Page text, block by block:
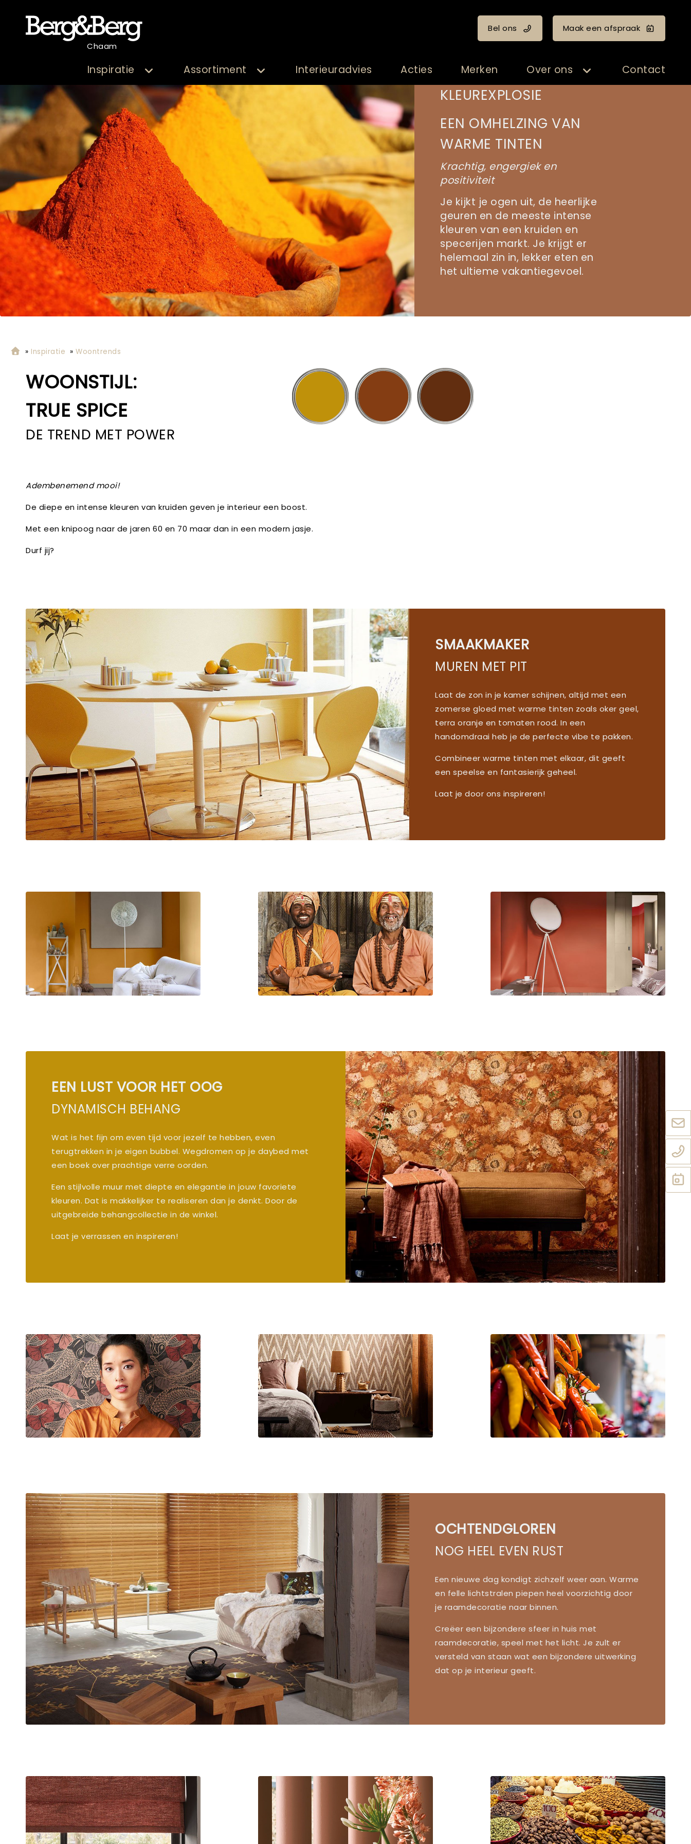
Chaam
Bel ons Maak een afspraak
Inspiratie Assortiment Interieuradvies Acties Merken Over ons Contact
» Inspiratie »Woontrends
KLEUREXPLOSIE
EEN OMHELZING VAN
WARME TINTEN
Krachtig, engergiek en
positiviteit
Je kijkt je ogen uit, de heerlijke
geuren en de meeste intense
kleuren van een kruiden en
specerijen markt. Je krijgt er
helemaal zin in, lekker eten en
het ultieme vakantiegevoel.
WOONSTIJL:
TRUE SPICE
DE TREND MET POWER
Adembenemend mooi!
De diepe en intense kleuren van kruiden geven je interieur een boost.
Met een knipoog naar de jaren 60 en 70 maar dan in een modern jasje.
Durf jij?
SMAAKMAKER
MUREN MET PIT
Laat de zon in je kamer schijnen, altijd met een
zomerse gloed met warme tinten zoals oker geel,
terra oranje en tomaten rood. In een
handomdraai heb je de perfecte vibe te pakken.
Combineer warme tinten met elkaar, dit geeft
een speelse en fantasierijk geheel.
Laat je door ons inspireren!
EEN LUST VOOR HET OOG
DYNAMISCH BEHANG
Wat is het fijn om even tijd voor jezelf te hebben, even
terugtrekken in je eigen bubbel. Wegdromen op je daybed met
een boek over prachtige verre oorden.
Een stijlvolle muur met diepte en elegantie in jouw favoriete
kleuren. Dat is makkelijker te realiseren dan je denkt. Door de
uitgebreide behangcollectie in de winkel.
Laat je verrassen en inspireren!
OCHTENDGLOREN
NOG HEEL EVEN RUST
Een nieuwe dag kondigt zichzelf weer aan. Warme
en felle lichtstralen piepen heel voorzichtig door
je raamdecoratie naar binnen.
Creëer een bijzondere sfeer in huis met
raamdecoratie, speel met het licht. Je zult er
versteld van staan wat een bijzondere uitwerking
dat op je interieur geeft.